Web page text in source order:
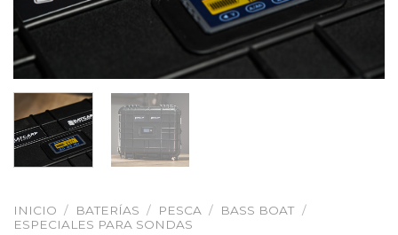
INICIO / BATERÍAS / PESCA / BASS BOAT /
ESPECIALES PARA SONDAS